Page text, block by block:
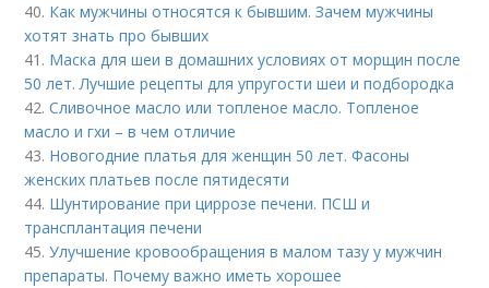
40. Как мужчины относятся к бывшим. Зачем мужчины
хотят знать про бывших
41. Маска для шеи в домашних условиях от морщин после
50 лет. Лучшие рецепты для упругости шеи и подбородка
42.Сливочное масло или топленое масло. Топленое
масло и гхи – в чем отличие
43. Новогодние платья для женщин 50 лет. Фасоны
женских платьев после пятидесяти
44. Шунтирование при циррозе печени. ПСШ и
трансплантация печени
45.Улучшение кровообращения в малом тазу у мужчин
препараты. Почему важно иметь хорошее